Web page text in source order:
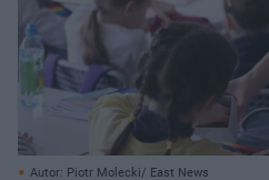
Autor: Piotr Molecki/ East News